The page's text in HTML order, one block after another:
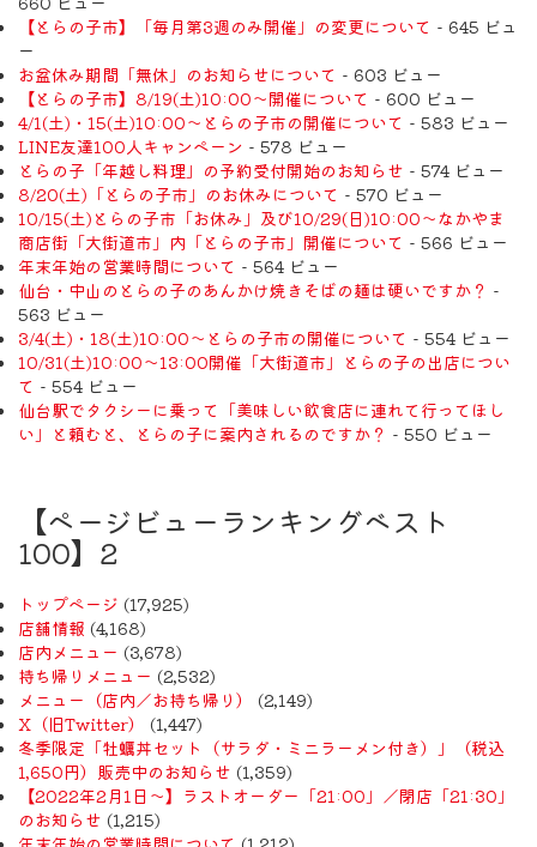
【とらの子市】「毎月第3週のみ開催」の変更について - 645 ビュ
ー
お盆休み期間「無休」のお知らせについて - 603 ビュー
【とらの子市】8/19(土)10:00～開催について - 600 ビュー
4/1(土)・15(土)10:00～とらの子市の開催について - 583 ビュー
LINE友達100人キャンペーン - 578 ビュー
とらの子「年越し料理」の予約受付開始のお知らせ - 574 ビュー
8/20(土)「とらの子市」のお休みについて - 570 ビュー
10/15(土)とらの子市「お休み」及び10/29(日)10:00～なかやま
商店街「大街道市」内「とらの子市」開催について - 566 ビュー
年末年始の営業時間について - 564 ビュー
仙台・中山のとらの子のあんかけ焼きそばの麺は硬いですか？ -
563 ビュー
3/4(土)・18(土)10:00～とらの子市の開催について - 554 ビュー
10/31(土)10:00～13:00開催「大街道市」とらの子の出店につい
て - 554 ビュー
仙台駅でタクシーに乗って「美味しい飲食店に連れて行ってほし
い」と頼むと、とらの子に案内されるのですか？ - 550 ビュー
【ページビューランキングベスト
100】2
トップページ (17,925)
店舗情報 (4,168)
店内メニュー (3,678)
持ち帰りメニュー (2,532)
メニュー（店内／お持ち帰り）
(2,149)
X（旧Twitter）
(1,447)
冬季限定「牡蠣丼セット（サラダ・ミニラーメン付き）」（税込
1,650円）販売中のお知らせ (1,359)
【2022年2月1日〜】ラストオーダー「21:00」／閉店「21:30」
のお知らせ (1,215)